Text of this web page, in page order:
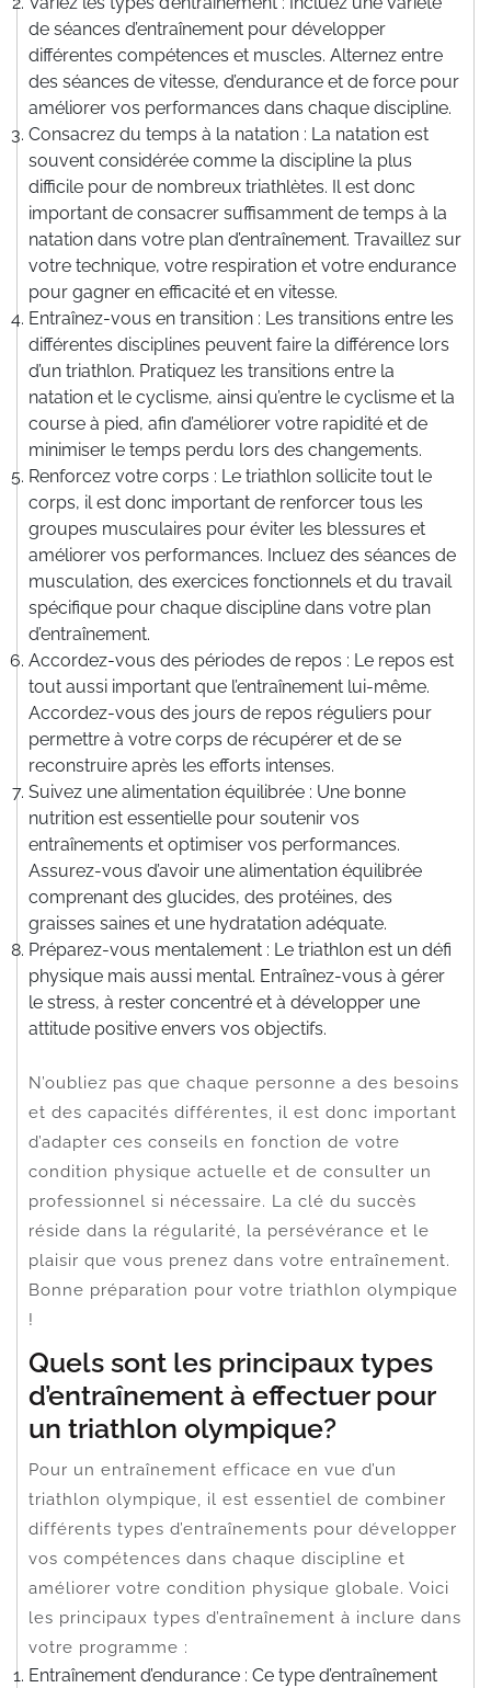
de séances d’entraînement pour développer
différentes compétences et muscles. Alternez entre
des séances de vitesse, d’endurance et de force pour
améliorer vos performances dans chaque discipline.
Consacrez du temps à la natation : La natation est
souvent considérée comme la discipline la plus
difficile pour de nombreux triathlètes. Il est donc
important de consacrer suffisamment de temps à la
natation dans votre plan d’entraînement. Travaillez sur
votre technique, votre respiration et votre endurance
pour gagner en efficacité et en vitesse.
Entraînez-vous en transition : Les transitions entre les
différentes disciplines peuvent faire la différence lors
d’un triathlon. Pratiquez les transitions entre la
natation et le cyclisme, ainsi qu’entre le cyclisme et la
course à pied, afin d’améliorer votre rapidité et de
minimiser le temps perdu lors des changements.
Renforcez votre corps : Le triathlon sollicite tout le
corps, il est donc important de renforcer tous les
groupes musculaires pour éviter les blessures et
améliorer vos performances. Incluez des séances de
musculation, des exercices fonctionnels et du travail
spécifique pour chaque discipline dans votre plan
d’entraînement.
Accordez-vous des périodes de repos : Le repos est
tout aussi important que l’entraînement lui-même.
Accordez-vous des jours de repos réguliers pour
permettre à votre corps de récupérer et de se
reconstruire après les efforts intenses.
Suivez une alimentation équilibrée : Une bonne
nutrition est essentielle pour soutenir vos
entraînements et optimiser vos performances.
Assurez-vous d’avoir une alimentation équilibrée
comprenant des glucides, des protéines, des
graisses saines et une hydratation adéquate.
Préparez-vous mentalement : Le triathlon est un défi
physique mais aussi mental. Entraînez-vous à gérer
le stress, à rester concentré et à développer une
attitude positive envers vos objectifs.
N’oubliez pas que chaque personne a des besoins
et des capacités différentes, il est donc important
d’adapter ces conseils en fonction de votre
condition physique actuelle et de consulter un
professionnel si nécessaire. La clé du succès
réside dans la régularité, la persévérance et le
plaisir que vous prenez dans votre entraînement.
Bonne préparation pour votre triathlon olympique
!
Quels sont les principaux types
d’entraînement à effectuer pour
un triathlon olympique?
Pour un entraînement efficace en vue d’un
triathlon olympique, il est essentiel de combiner
différents types d’entraînements pour développer
vos compétences dans chaque discipline et
améliorer votre condition physique globale. Voici
les principaux types d’entraînement à inclure dans
votre programme :
Entraînement d’endurance : Ce type d’entraînement